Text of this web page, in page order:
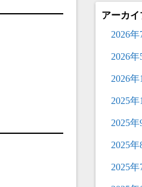
アーカイ
2026年
2026年
2026年
2025年
2025年
2025年
2025年